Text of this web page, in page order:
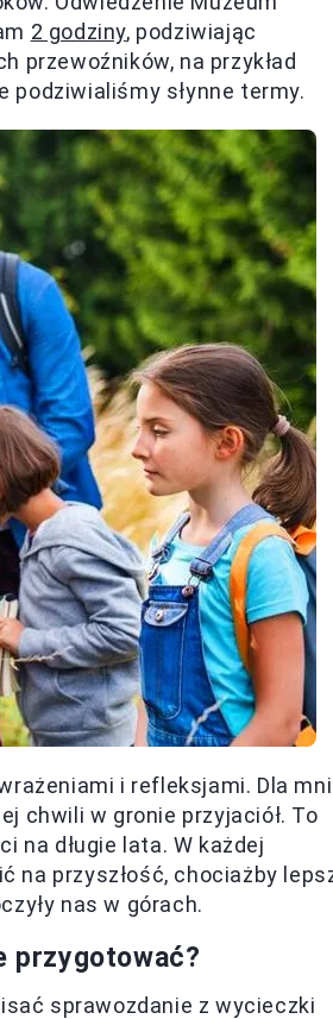
2 godziny, podziwiając
przewoźników, na przykład
podziwialiśmy słynne termy.
i refleksjami. Dla
chwili w gronie przyjaciół. To
na długie lata. W każdej
na przyszłość, chociażby
nas w górach.
przygotować?
sprawozdanie z wycieczki